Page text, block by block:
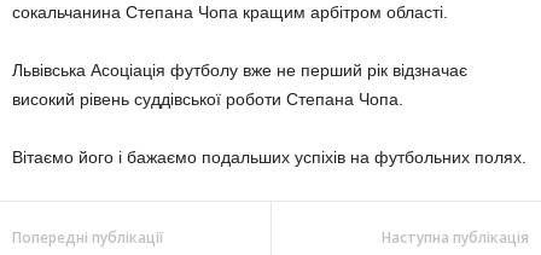
сокальчанина Степана Чопа кращим арбітром області.
Львівська Асоціація футболу вже не перший рік відзначає
високий рівень суддівської роботи Степана Чопа.
Вітаємо його і бажаємо подальших успіхів на футбольних полях.
Попередні публікації Наступна публікація